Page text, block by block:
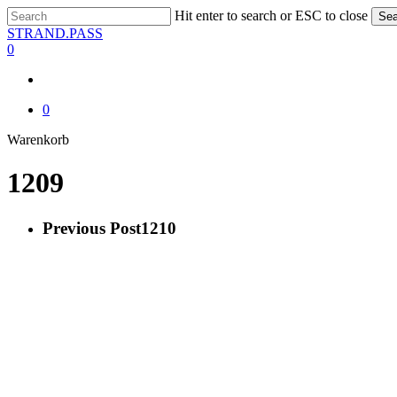
Skip
to
main
Hit enter to search or ESC to close
Close
Search
STRAND.PASS
0
0
WarenkorbClose
1209
Previous Post1210